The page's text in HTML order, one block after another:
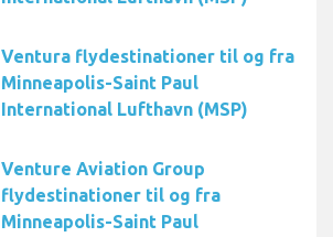
Ventura flydestinationer til og fra
Minneapolis-Saint Paul
International Lufthavn (MSP)
Venture Aviation Group
flydestinationer til og fra
Minneapolis-Saint Paul